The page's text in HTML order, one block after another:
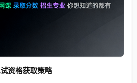
资格获取策略